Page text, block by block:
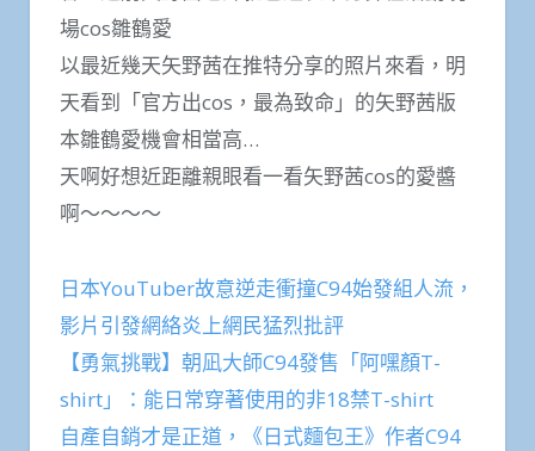
場cos雛鶴愛
以最近幾天矢野茜在推特分享的照片來看，明
天看到「官方出cos，最為致命」的矢野茜版
本雛鶴愛機會相當高…
天啊好想近距離親眼看一看矢野茜cos的愛醬
啊～～～～
日本YouTuber故意逆走衝撞C94始發組人流，
影片引發網絡炎上網民猛烈批評
【勇氣挑戰】朝凪大師C94發售「阿嘿顏T-
shirt」：能日常穿著使用的非18禁T-shirt
自產自銷才是正道，《日式麵包王》作者C94